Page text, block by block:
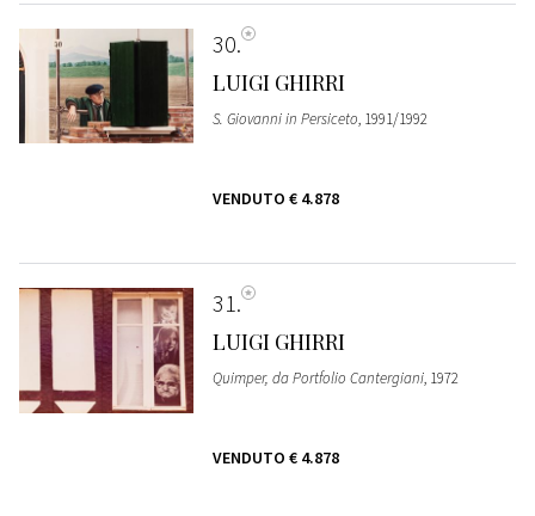
30
LUIGI GHIRRI
S. Giovanni in Persiceto, 1991/1992
VENDUTO € 4.878
31
LUIGI GHIRRI
Quimper, da Portfolio Cantergiani, 1972
VENDUTO € 4.878